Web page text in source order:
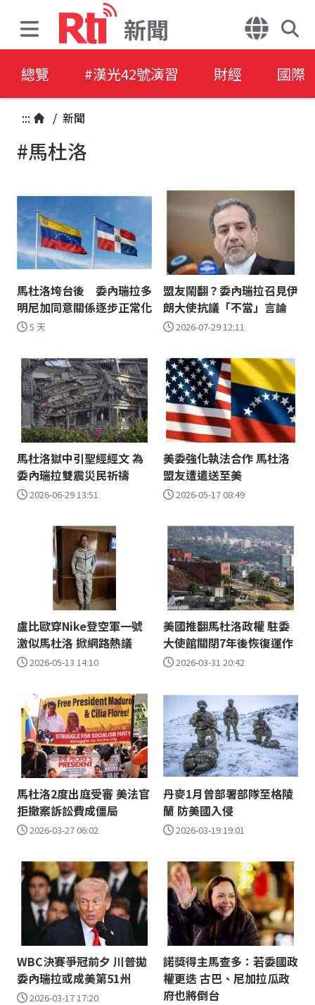
新聞
總覽 #漢光42號演習 財經 國際
::: / 新聞
#馬杜洛
馬杜洛垮台後 委內瑞拉多
明尼加同意關係逐步正常化
5 天
盟友鬧翻？委內瑞拉召見伊
朗大使抗議「不當」言論
2026-07-29 12:11
馬杜洛獄中引聖經經文 為
委內瑞拉雙震災民祈禱
2026-06-29 13:51
美委強化執法合作 馬杜洛
盟友遭遣送至美
2026-05-17 08:49
盧比歐穿Nike登空軍一號
激似馬杜洛 掀網路熱議
2026-05-13 14:10
美國推翻馬杜洛政權 駐委
大使館關閉7年後恢復運作
2026-03-31 20:42
馬杜洛2度出庭受審 美法官
拒撤案訴訟費成僵局
2026-03-27 06:02
丹麥1月曾部署部隊至格陵
蘭 防美國入侵
2026-03-19 19:01
WBC決賽爭冠前夕 川普拋
委內瑞拉或成美第51州
2026-03-17 17:20
諾獎得主馬查多：若委國政
權更迭 古巴、尼加拉瓜政
府也將倒台